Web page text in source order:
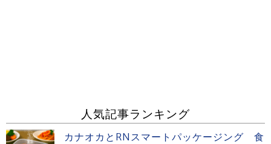
人気記事ランキング
カナオカとRNスマートパッケージング 食